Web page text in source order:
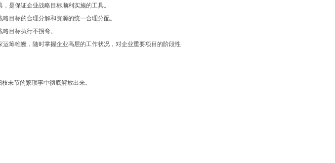
是保证企业战略目标顺利实施的工具。
目标的合理分解和资源的统一合理分配。
目标执行不拐弯。
筹帷幄，随时掌握企业高层的工作状况，对企业重要项目的阶段性
未节的繁琐事中彻底解放出来。